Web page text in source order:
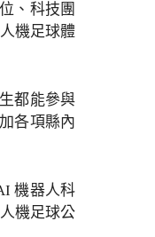
、科技團
機足球體
都能參與
各項縣內
機器人科
機足球公